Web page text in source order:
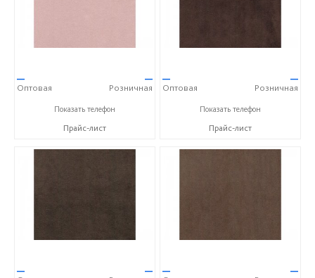
—
Оптовая
—
Розничная
+7(343)256-82-55
Показать телефон
Прайс-лист
—
Оптовая
—
Розничная
+7(343)256-82-55
Показать телефон
Прайс-лист
— — — —